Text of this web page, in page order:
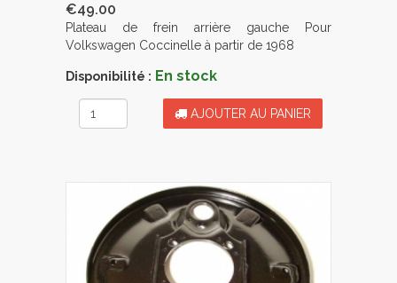
€49.00
Plateau de frein arrière gauche Pour
Volkswagen Coccinelle à partir de 1968
Disponibilité : En stock
AJOUTER AU PANIER